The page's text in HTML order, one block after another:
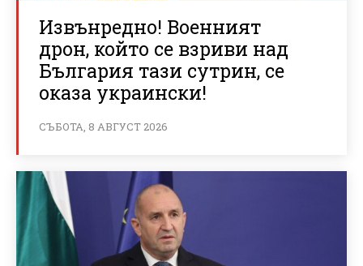
Извънредно! Военният
дрон, който се взриви над
България тази сутрин, се
оказа украински!
СЪБОТА, 8 АВГУСТ 2026